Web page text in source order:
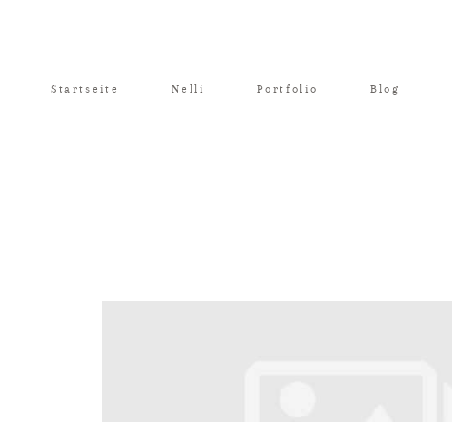
Startseite Nelli Portfolio Blog